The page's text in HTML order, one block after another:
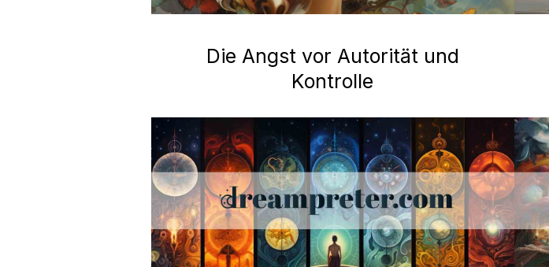
Die Angst vor Autorität und
Kontrolle